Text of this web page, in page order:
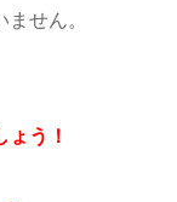
せん。
う！